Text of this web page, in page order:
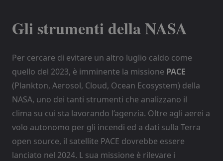
Gli strumenti della NASA
Per cercare di evitare un altro luglio caldo come
quello del 2023, è imminente la missione PACE
(Plankton, Aerosol, Cloud, Ocean Ecosystem) della
NASA, uno dei tanti strumenti che analizzano il
clima su cui sta lavorando l’agenzia. Oltre agli aerei a
volo autonomo per gli incendi ed a dati sulla Terra
open source, il satellite PACE dovrebbe essere
lanciato nel 2024. L sua missione è rilevare i